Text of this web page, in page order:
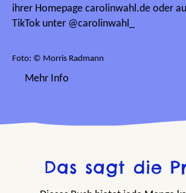
ihrer Homepage carolinwahl.de oder
TikTok unter @carolinwahl_
Foto: © Morris Radmann
Mehr Info
Das sagt die